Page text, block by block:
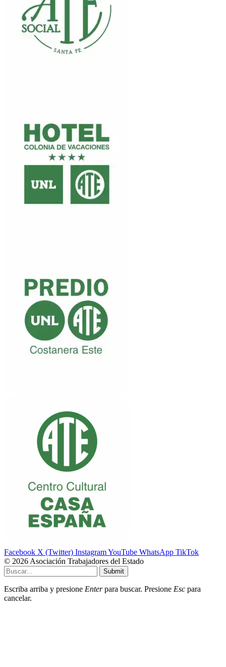
Facebook X (Twitter) InstagramYouTube WhatsApp TikTok
© 2026 Asociación Trabajadores del Estado
Submit
Escriba arriba y presione Enterpara buscar. Presione Esc para
cancelar.